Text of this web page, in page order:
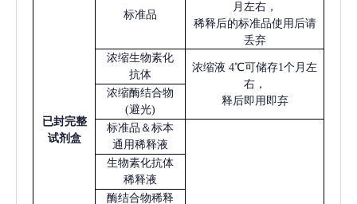
已封完整
试剂盒
标准品
月左右，
稀释后的标准品使用后请
丢弃
浓缩生物素化
抗体
浓缩液 4℃可储存1个月左
右，
释后即用即弃
浓缩酶结合物
(避光)
标准品＆标本
通用稀释液
生物素化抗体
稀释液
酶结合物稀释